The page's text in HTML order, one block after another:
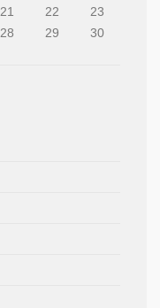
21 22
23
28 29
30